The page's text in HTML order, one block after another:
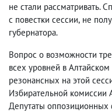
не стали рассматривать.
с повестки сессии, не
губернатора.
Вопрос о возможности
всех уровней в Алтайском
резонансных на этой
Избирательной комиссии
Депутаты оппозиционных